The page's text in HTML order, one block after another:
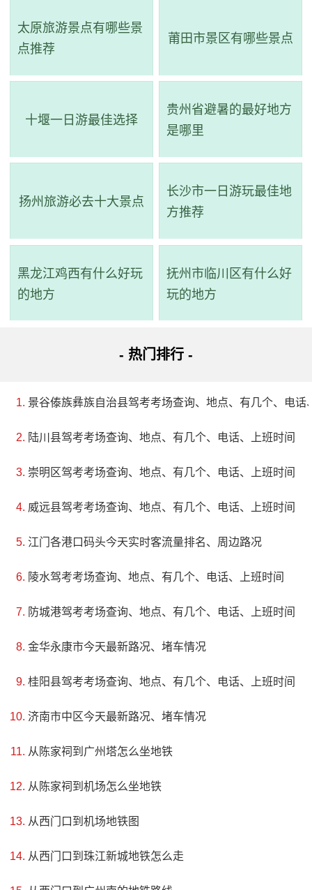
代表。
3、共乐园
电话：(0756)3311113
共乐园。该园占地3.4万平方米，主要建筑物有观星阁、田园
乐园最初是清朝宣统元年由政界名人唐绍仪所建，耗资近40
万银两，用6年时间分期修建而成。1932年，唐绍仪将其赠
特色和情趣的旅游胜地，依山傍湖，亭榭相招，林荫蔽日，
景色幽美。
太原旅游景点有哪些景
点推荐
莆田市景区有哪些景点
十堰一日游最佳选择
贵州省避暑的最好地方
是哪里
扬州旅游必去十大景点
长沙市一日游玩最佳地
方推荐
黑龙江鸡西有什么好玩
的地方
抚州市临川区有什么好
玩的地方
- 热门排行 -
景谷傣族彝族自治县驾考考场查询、地点、有几个、电话
陆川县驾考考场查询、地点、有几个、电话、上班时间
崇明区驾考考场查询、地点、有几个、电话、上班时间
威远县驾考考场查询、地点、有几个、电话、上班时间
江门各港口码头今天实时客流量排名、周边路况
陵水驾考考场查询、地点、有几个、电话、上班时间
防城港驾考考场查询、地点、有几个、电话、上班时间
金华永康市今天最新路况、堵车情况
桂阳县驾考考场查询、地点、有几个、电话、上班时间
济南市中区今天最新路况、堵车情况
从陈家祠到广州塔怎么坐地铁
从陈家祠到机场怎么坐地铁
从西门口到机场地铁图
从西门口到珠江新城地铁怎么走